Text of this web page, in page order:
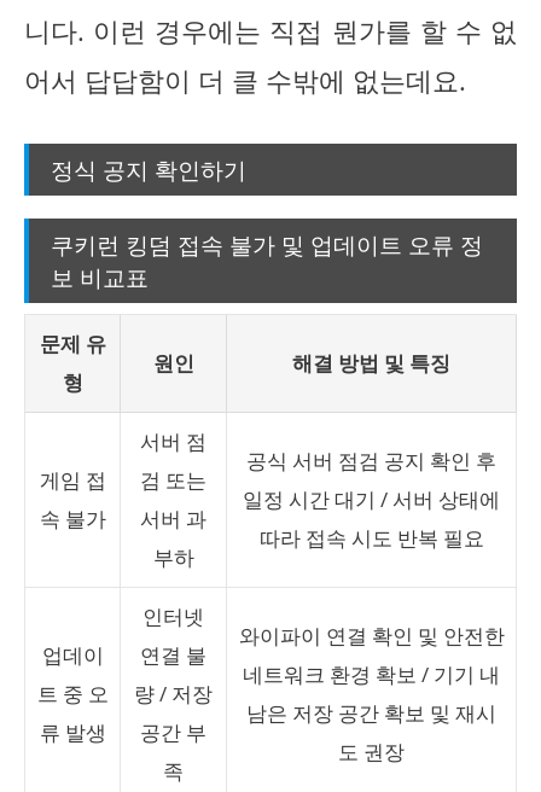
니다. 이런 경우에는 직접 뭔가를 할 수 없
어서 답답함이 더 클 수밖에 없는데요.
정식 공지 확인하기
쿠키런 킹덤 접속 불가 및 업데이트 오류 정
보 비교표
문제 유
형
원인 해결 방법 및 특징
게임 접
속 불가
서버 점
검 또는
서버 과
부하
공식 서버 점검 공지 확인 후
일정 시간 대기 / 서버 상태에
따라 접속 시도 반복 필요
업데이
트 중 오
류 발생
인터넷
연결 불
량 / 저장
공간 부
족
와이파이 연결 확인 및 안전한
네트워크 환경 확보 / 기기 내
남은 저장 공간 확보 및 재시
도 권장